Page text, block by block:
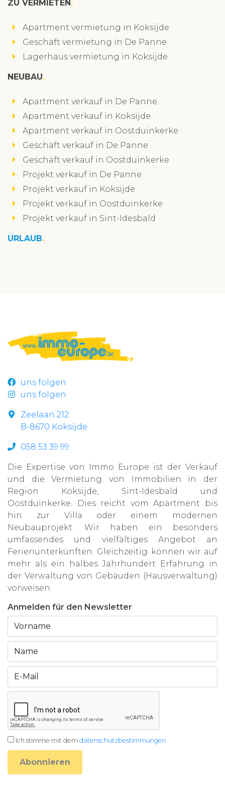
ZU VERMIETEN
Apartment vermietung in Koksijde
Geschäft vermietung in De Panne
Lagerhaus vermietung in Koksijde
NEUBAU
Apartment verkauf in De Panne
Apartment verkauf in Koksijde
Apartment verkauf in Oostduinkerke
Geschäft verkauf in De Panne
Geschäft verkauf in Oostduinkerke
Projekt verkauf in De Panne
Projekt verkauf in Koksijde
Projekt verkauf in Oostduinkerke
Projekt verkauf in Sint-Idesbald
URLAUB
uns folgen
uns folgen
Zeelaan 212
B-8670 Koksijde
058 53 39 99
Die Expertise von Immo Europe ist der Verkauf
und die Vermietung von Immobilien in der
Region Koksijde, Sint-Idesbald und
Oostduinkerke. Dies reicht vom Apartment bis
hin zur Villa oder einem modernen
Neubauprojekt. Wir haben ein besonders
umfassendes und vielfältiges Angebot an
Ferienunterkünften. Gleichzeitig können wir auf
mehr als ein halbes Jahrhundert Erfahrung in
der Verwaltung von Gebäuden (Hausverwaltung)
vorweisen.
Anmelden für den Newsletter
Ich stimme mit dem datenschutzbestimmungen
Abonnieren